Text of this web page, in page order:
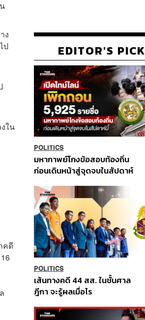
ง
ป
ใน
คดี
EDITOR'S PICK
POLITICS
มหากาพย์โกงข้อสอบท้องถิ่น
ก่อนเดินหน้าสู่จุดจบในสัปดาห์
POLITICS
เส้นทางคดี 44 สส. ในชั้นศาล
ฎีกา จะรู้ผลเมื่อไร